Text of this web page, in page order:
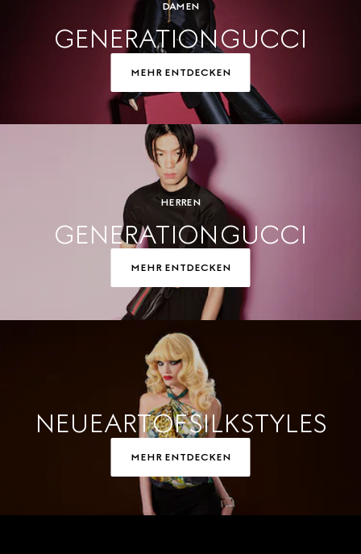
DAMEN
GENERATION GUCCI
MEHR ENTDECKEN
HERREN
GENERATION GUCCI
MEHR ENTDECKEN
NEUE ART OF SILK STYLES
MEHR ENTDECKEN
Footer